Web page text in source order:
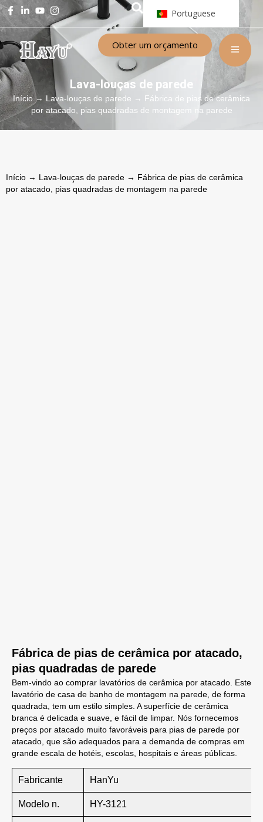
Portuguese
Obter um orçamento
Lava-louças de parede
Início→ Lava-louças de parede → Fábrica de pias de cerâmica
por atacado, pias quadradas de montagem na parede
Início → Lava-louças de parede → Fábrica de pias de cerâmica
por atacado, pias quadradas de montagem na parede
Fábrica de pias de cerâmica por atacado,
pias quadradas de parede
Bem-vindo ao comprar lavatórios de cerâmica por atacado. Este
lavatório de casa de banho de montagem na parede, de forma
quadrada, tem um estilo simples. A superfície de cerâmica
branca é delicada e suave, e fácil de limpar. Nós fornecemos
preços por atacado muito favoráveis para pias de parede por
atacado, que são adequados para a demanda de compras em
grande escala de hotéis, escolas, hospitais e áreas públicas.
Fabricante HanYu
Modelo n. HY-3121